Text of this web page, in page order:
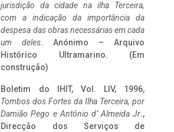
jurisdição da cidade na ilha Terceira,
com a indicação da importância da
despesa das obras necessárias em cada
um deles. Anónimo – Arquivo
Histórico Ultramarino. (Em
construção)
Boletim do IHIT, Vol. LIV, 1996,
Tombos dos Fortes da Ilha Terceira, por
Damião Pego e António d’ Almeida Jr.,
Direcção dos Serviços de